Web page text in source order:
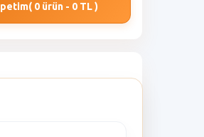
( 0 ürün - 0 TL )